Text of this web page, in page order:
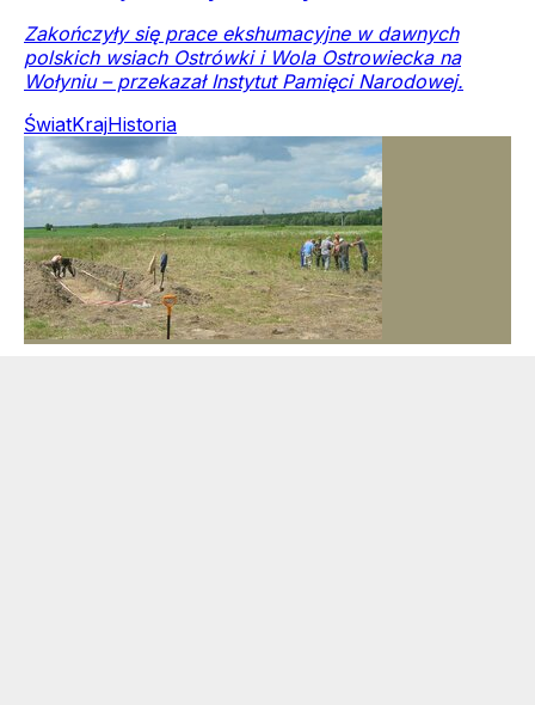
Zakończyły się prace ekshumacyjne w dawnych
polskich wsiach Ostrówki i Wola Ostrowiecka na
Wołyniu – przekazał Instytut Pamięci Narodowej.
ŚwiatKrajHistoria